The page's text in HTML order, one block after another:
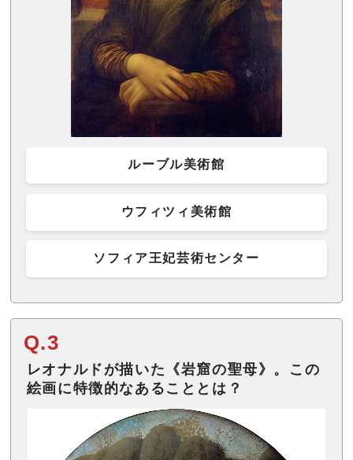
ルーブル美術館
ウフィツィ美術館
ソフィア王妃芸術センター
Q.3
レオナルドが描いた《岩窟の聖母》。この
絵画に特徴的なあることとは？